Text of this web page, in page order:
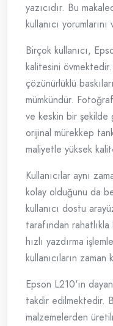
yazıcıdır. Bu
kullanıcı
Birçok kullanıcı,
kalitesini övmektedir.
çözünürlüklü
mümkündür.
ve keskin bir şekilde
orijinal mürekkep
maliyetle yüksek
Kullanıcılar aynı
kolay olduğunu da
kullanıcı dostu
tarafından rahatlıkla
hızlı yazdırma
kullanıcıların zaman
Epson L210'ın
takdir edilmektedir.
malzemelerden